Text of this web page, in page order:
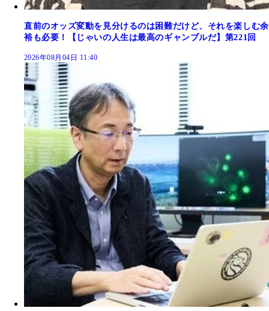
直前のオッズ変動を見分けるのは困難だけど、それを楽しむ余
裕も必要！【じゃいの人生は最高のギャンブルだ】第221回
2026年08月04日 11:40